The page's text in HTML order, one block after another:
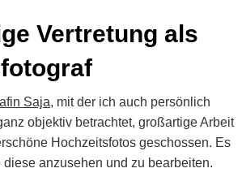
Vertretung als
Saja, mit der ich auch persönlich
objektiv betrachtet, großartige Arbeit
Hochzeitsfotos geschossen. Es
anzusehen und zu bearbeiten.